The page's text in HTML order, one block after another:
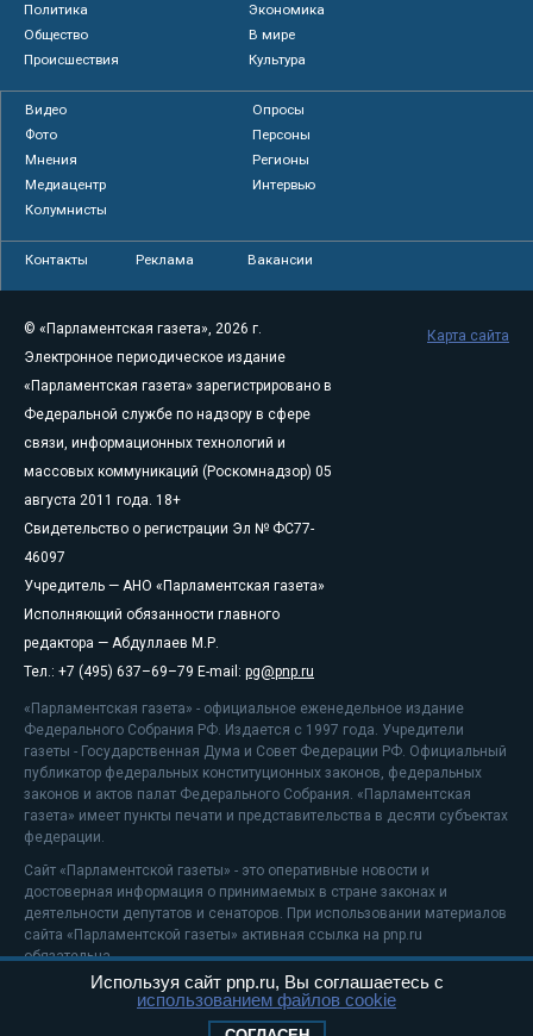
Политика
Экономика
Общество
В мире
Происшествия
Культура
Видео
Опросы
Фото
Персоны
Мнения
Регионы
Медиацентр
Интервью
Колумнисты
Контакты Реклама Вакансии
© «Парламентская газета», 2026 г.
Электронное периодическое издание
«Парламентская газета» зарегистрировано в
Федеральной службе по надзору в сфере
связи, информационных технологий и
массовых коммуникаций (Роскомнадзор) 05
августа 2011 года. 18+
Свидетельство о регистрации Эл № ФС77-
46097
Учредитель — АНО «Парламентская газета»
Исполняющий обязанности главного
редактора — Абдуллаев М.Р.
Тел.: +7 (495) 637–69–79 E-mail: pg@pnp.ru
«Парламентская газета» - официальное еженедельное издание
Федерального Собрания РФ. Издается с 1997 года. Учредители
газеты - Государственная Дума и Совет Федерации РФ. Официальный
публикатор федеральных конституционных законов, федеральных
законов и актов палат Федерального Собрания. «Парламентская
газета» имеет пункты печати и представительства в десяти субъектах
федерации.
Сайт «Парламентской газеты» - это оперативные новости и
достоверная информация о принимаемых в стране законах и
деятельности депутатов и сенаторов. При использовании материалов
сайта «Парламентской газеты» активная ссылка на pnp.ru
обязательна.
На информационном ресурсе применяютсярекомендательные
Положение о защите персональных данных
Карта сайта
Используя сайт pnp.ru, Вы соглашаетесь с
использованием файлов cookie